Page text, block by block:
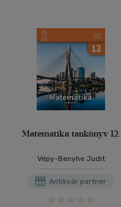
Matematika tankönyv 12.
Vépy-Benyhe Judit
Antikvár partner